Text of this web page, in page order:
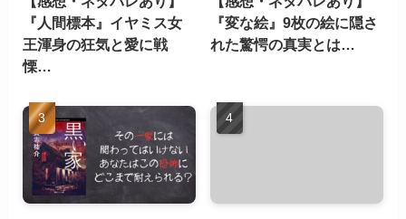
『人間標本』イヤミス女
王渾身の狂気と愛に戦
慄…
『変な絵』9枚の絵に隠さ
れた驚愕の真実とは…